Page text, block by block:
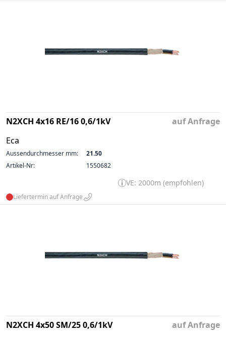
N2XCH 4x16 RE/16 0,6/1kV
Eca
auf Anfrage
Aussendurchmesser mm:
21.50
Artikel-Nr:
1550682
VE: 2000m (empfohlen)
Liefertermin auf Anfrage
N2XCH 4x50 SM/25 0,6/1kV
auf Anfrage